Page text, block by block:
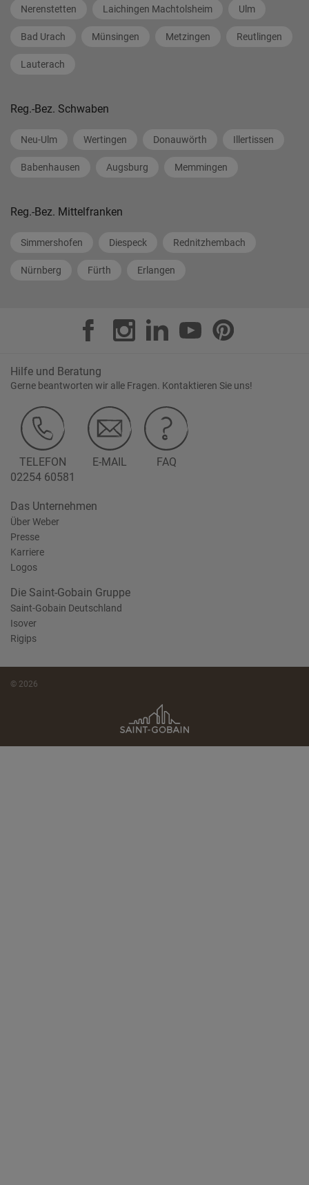
Nerenstetten Laichingen Machtolsheim Ulm
Bad Urach Münsingen Metzingen Reutlingen
Lauterach
Reg.-Bez. Schwaben
Neu-Ulm Wertingen Donauwörth Illertissen
Babenhausen Augsburg Memmingen
Reg.-Bez. Mittelfranken
Simmershofen Diespeck Rednitzhembach
Nürnberg Fürth Erlangen
Hilfe und Beratung
Gerne beantworten wir alle Fragen. Kontaktieren Sie uns!
TELEFON
02254 60581
E-MAIL FAQ
Das Unternehmen
Über Weber
Presse
Karriere
Logos
Die Saint-Gobain Gruppe
Saint-Gobain Deutschland
Isover
Rigips
© 2026